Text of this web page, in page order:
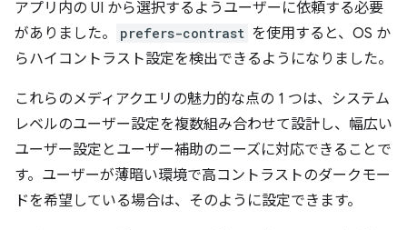
アプリ内の UI から選択するようユーザーに依頼する必要
がありました。
prefers-contrast を使用すると、OS か
らハイコントラスト設定を検出できるようになりました。
これらのメディアクエリの魅力的な点の 1 つは、システム
レベルのユーザー設定を複数組み合わせて設計し、幅広い
ユーザー設定とユーザー補助のニーズに対応できることで
す。ユーザーが薄暗い環境で高コントラストのダークモー
ドを希望している場合は、そのように設定できます。